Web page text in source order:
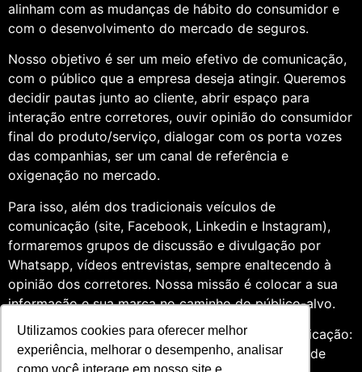
Utilizamos cookies para oferecer melhor
experiência, melhorar o desempenho, analisar
alinham com as mudanças de hábito do consumidor e
com o desenvolvimento do mercado de seguros.
Nosso objetivo é ser um meio efetivo de comunicação,
com o público que a empresa deseja atingir. Queremos
decidir pautas junto ao cliente, abrir espaço para
interação entre corretores, ouvir opinião do consumidor
final do produto/serviço, dialogar com os porta vozes
das companhias, ser um canal de referência e
oxigenação no mercado.
Para isso, além dos tradicionais veículos de
comunicação (site, Facebook, Linkedin e Instagram),
formaremos grupos de discussão e divulgação por
Whatsapp, vídeos entrevistas, sempre enaltecendo à
opinião dos corretores. Nossa missão é colocar a sua
informação e sua marca no caminho do público-alvo.
Somos profissionais formados na área de comunicação:
Jornalismo e Relações Públicas. Assim, por meio de